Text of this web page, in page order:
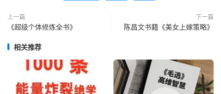
上一篇
《超级个体修炼全书》
下一篇
陈昌文书籍《美女上嫁策略》
相关推荐